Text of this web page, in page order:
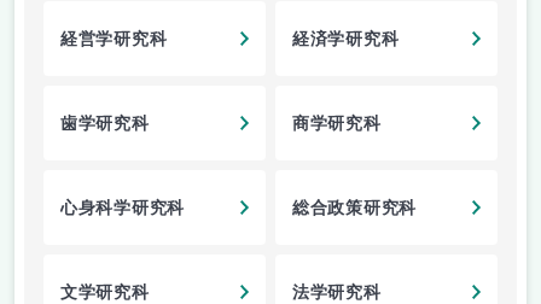
経営学研究科 経済学研究科
歯学研究科 商学研究科
心身科学研究科 総合政策研究科
文学研究科 法学研究科